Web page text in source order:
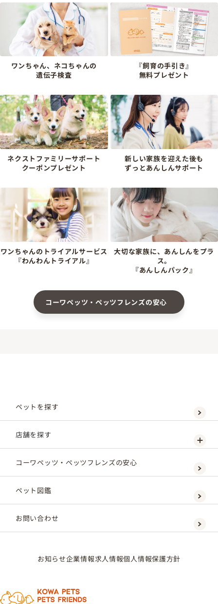
ワンちゃん、ネコちゃんの
遺伝子検査
『飼育の手引き』
無料プレゼント
ネクストファミリーサポート
クーポンプレゼント
新しい家族を迎えた後も
ずっとあんしんサポート
ワンちゃんのトライアルサービス
『わんわんトライアル』
大切な家族に、あんしんをプラ
ス。
『あんしんパック』
コーワペッツ・ペッツフレンズの安心
ペットを探す
店舗を探す
コーワペッツ・ペッツフレンズの安心
ペット図鑑
お問い合わせ
お知らせ企業情報求人情報個人情報保護方針